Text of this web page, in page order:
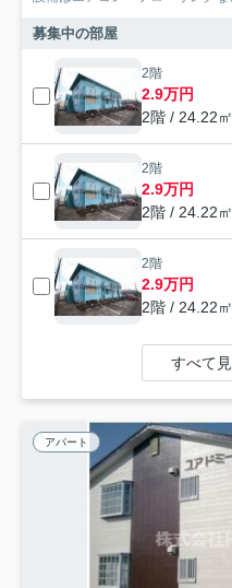
募集中の部屋
2階
2.9万円
2階 / 24.22
2階
2.9万円
2階 / 24.22
2階
2.9万円
2階 / 24.22
すべて
アパート